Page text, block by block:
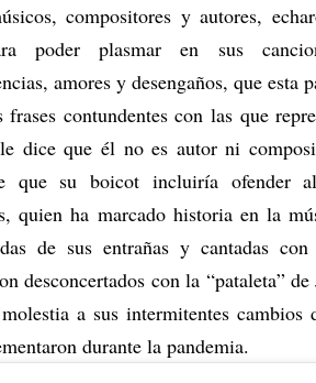
compositores y autores,
poder plasmar en sus
amores y desengaños, que esta
contundentes con las que
dice que él no es autor ni
que su boicot incluiría ofender
quien ha marcado historia en la
de sus entrañas y cantadas
desconcertados con la “pataleta”
a sus intermitentes cambios
durante la pandemia.